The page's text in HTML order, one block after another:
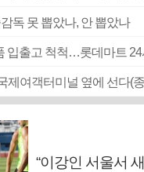
독 못 뽑았나, 안 뽑았나
입출고 척척…롯데마트
제여객터미널 옆에 선다(
“이강인 서울서